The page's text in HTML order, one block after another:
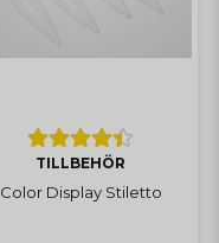
TILLBEHÖR
Color Display Stiletto